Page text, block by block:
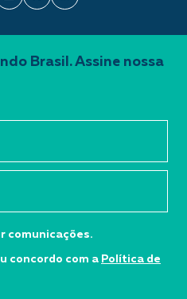
Brasil. Assine nossa
comunicações.
concordo com a Política de